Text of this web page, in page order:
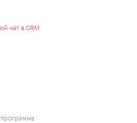
чат в CRM